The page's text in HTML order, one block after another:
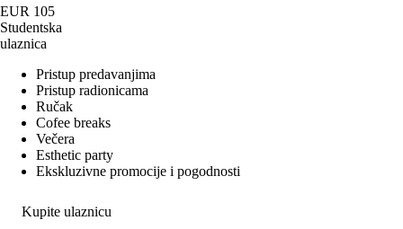
EUR 105
Studentska
ulaznica
Pristup predavanjima
Pristup radionicama
Ručak
Cofee breaks
Večera
Esthetic party
Ekskluzivne promocije i pogodnosti
Kupite ulaznicu